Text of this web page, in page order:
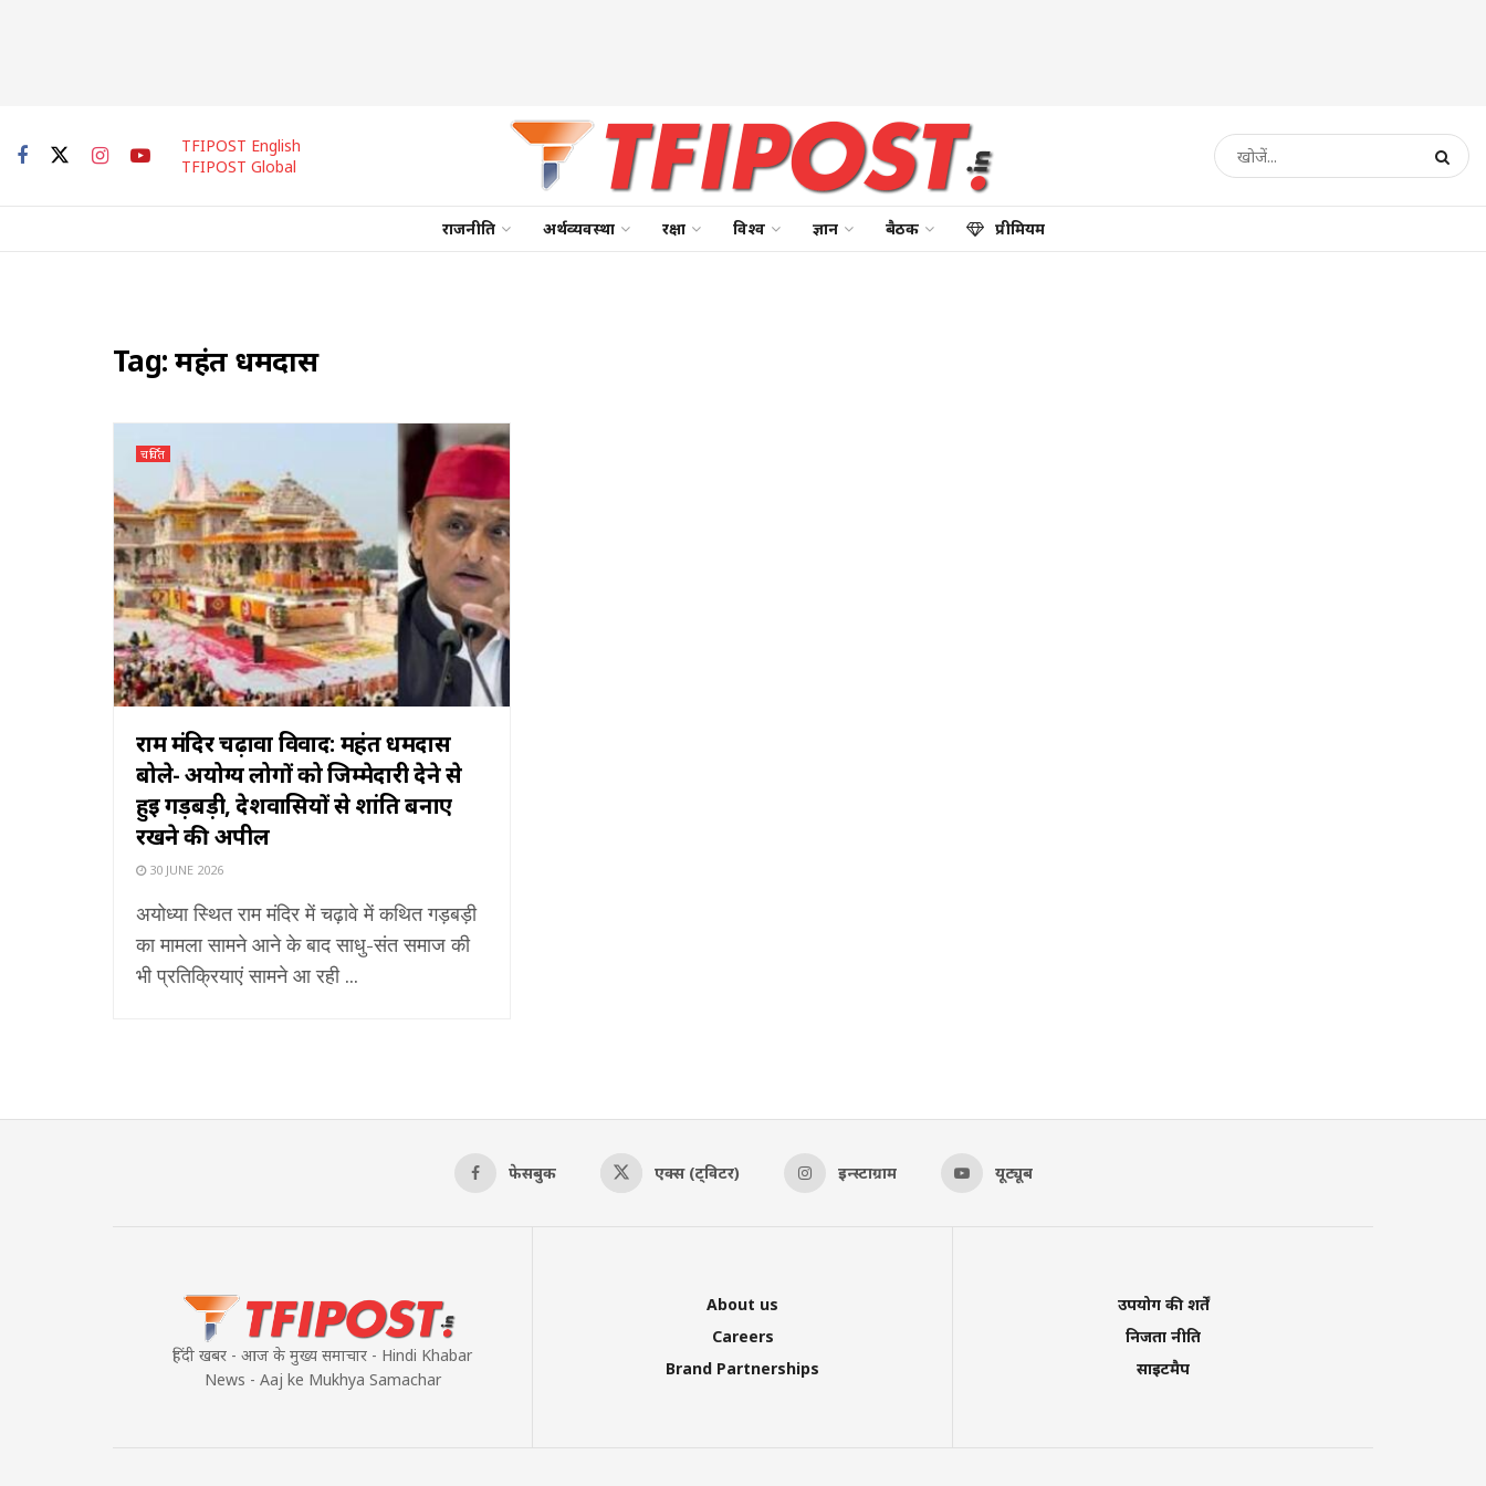
TFIPOST English
TFIPOST Global
राजनीति अर्थव्यवस्था रक्षा विश्व ज्ञान बैठक प्रीमियम
Tag:महंत धर्मदास
चर्चित
राम मंदिर चढ़ावा विवाद: महंत धर्मदास
बोले- अयोग्य लोगों को जिम्मेदारी देने से
हुई गड़बड़ी, देशवासियों से शांति बनाए
रखने की अपील
30 JUNE 2026
अयोध्या स्थित राम मंदिर में चढ़ावे में कथित गड़बड़ी
का मामला सामने आने के बाद साधु-संत समाज की
भी प्रतिक्रियाएं सामने आ रही ...
फेसबुक एक्स (ट्विटर) इन्स्टाग्राम यूट्यूब
हिंदी खबर - आज के मुख्य समाचार - Hindi Khabar
News - Aaj ke Mukhya Samachar
About us
Careers
Brand Partnerships
उपयोग की शर्तें
निजता नीति
साइटमैप